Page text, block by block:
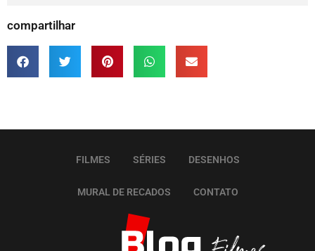
compartilhar
FILMES SÉRIES DESENHOS
MURAL DE RECADOS CONTATO